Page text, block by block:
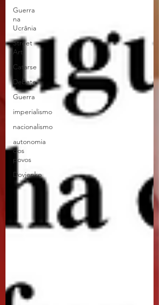
Guerra
na
Ucrânia
Street
Art
Catarse
Debate
Guerra
imperialismo
nacionalismo
autonomia
dos
povos
Dovjenko